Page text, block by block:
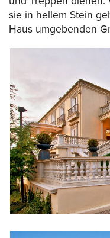
sie in hellem Stein
Haus umgebenden